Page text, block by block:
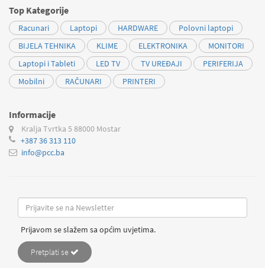
Top Kategorije
Racunari Laptopi HARDWARE
Polovni laptopi
BIJELA TEHNIKA
KLIME ELEKTRONIKA
MONITORI
Laptopi i Tableti
LED TV TV UREĐAJI
PERIFERIJA
Mobilni
RAČUNARI PRINTERI
Informacije
Kralja Tvrtka 5 88000 Mostar
+387 36 313 110
info@pcc.ba
Prijavom se slažem sa općim uvjetima.
Pretplati se